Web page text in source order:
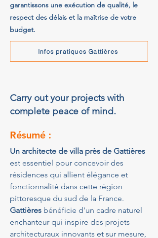
garantissons une exécution de qualité, le
respect des délais et la maîtrise de votre
budget.
Infos pratiques Gattières
Carry out your projects with
complete peace of mind.
Résumé :
Un architecte de villa près de Gattières
est essentiel pour concevoir des
résidences qui allient élégance et
fonctionnalité dans cette région
pittoresque du sud de la France.
Gattières bénéficie d'un cadre naturel
enchanteur qui inspire des projets
architecturaux innovants et sur mesure,